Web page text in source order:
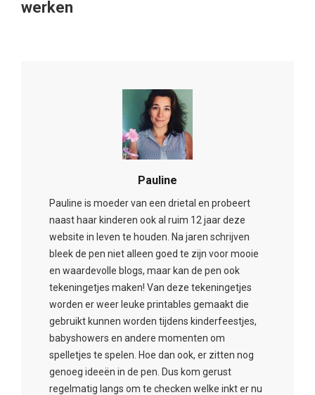
werken
Pauline
Pauline is moeder van een drietal en probeert
naast haar kinderen ook al ruim 12 jaar deze
website in leven te houden. Na jaren schrijven
bleek de pen niet alleen goed te zijn voor mooie
en waardevolle blogs, maar kan de pen ook
tekeningetjes maken! Van deze tekeningetjes
worden er weer leuke printables gemaakt die
gebruikt kunnen worden tijdens kinderfeestjes,
babyshowers en andere momenten om
spelletjes te spelen. Hoe dan ook, er zitten nog
genoeg ideeën in de pen. Dus kom gerust
regelmatig langs om te checken welke inkt er nu